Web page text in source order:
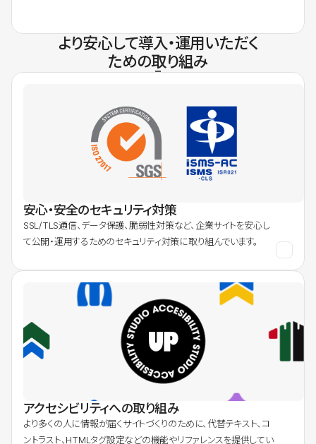
より安心して導入・運用いただく
ための取り組み
安心・安全のセキュリティ対策
SSL/TLS通信、データ保護、脆弱性対策など、企業サイトを安心し
て公開・運用するためのセキュリティ対策に取り組んでいます。
アクセシビリティへの取り組み
より多くの人に情報が届くサイトづくりのために、代替テキスト、コ
ントラスト、HTMLタグ設定などの機能やリファレンスを提供してい